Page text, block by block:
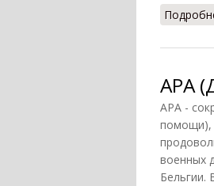
АРА
АРА -
помощи),
военных
Бельгии.